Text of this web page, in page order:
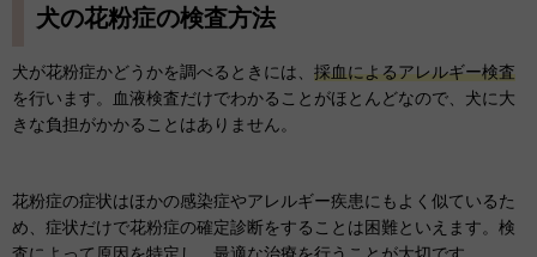
犬の花粉症の検査方法
犬が花粉症かどうかを調べるときには、 採血によるアレルギー検査
を行います。血液検査だけでわかることがほとんどなので、犬に大
きな負担がかかることはありません。
花粉症の症状はほかの感染症やアレルギー疾患にもよく似ているた
め、症状だけで花粉症の確定診断をすることは困難といえます。検